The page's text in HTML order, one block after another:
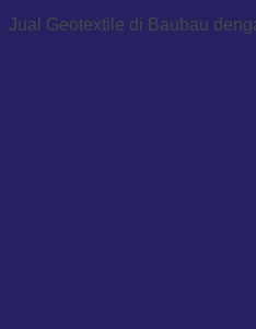
Jual Geotextile di Baubau